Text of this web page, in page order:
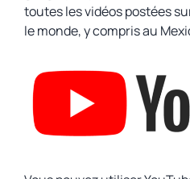
toutes les vidéos postées
le monde, y compris au